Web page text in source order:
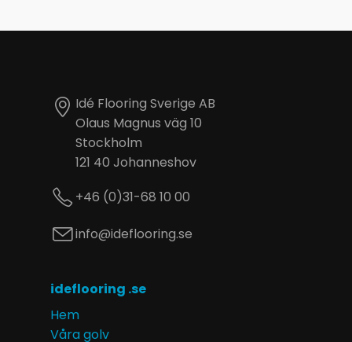
Idé Flooring Sverige AB
Olaus Magnus väg 10
Stockholm
121 40 Johanneshov
+46 (0)31-68 10 00
info@ideflooring.se
ideflooring .se
Hem
Våra golv